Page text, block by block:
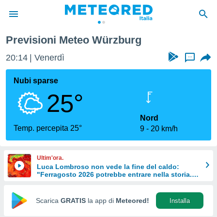
di
per
le
di
Web
Previsioni Meteo Würzburg
20:14 Venerdì ...
Nubi sparse
25°
Temp. percepita 25°
Nord
9
20 km/h
Ultim'ora.
Luca Lombroso non vede la fine del caldo:
"Ferragosto 2026 potrebbe entrare nella storia.
Scarica GRATIS la app di Meteored! Installa